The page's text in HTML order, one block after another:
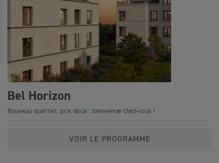
Bel Horizon
Nouveau quartier, prix doux : bienvenue chez-vous !
VOIR LE PROGRAMME